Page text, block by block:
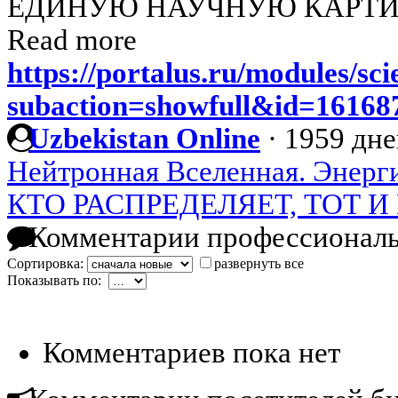
ЕДИНУЮ НАУЧНУЮ
Read more
https://portalus.ru/modules/
Uzbekistan Online · 1959
Нейтронная Вселенная.
КТО РАСПРЕДЕЛЯЕТ, ТОТ
Комментарии
Сортировка:
развернуть все
Показывать по:
Комментариев пока нет